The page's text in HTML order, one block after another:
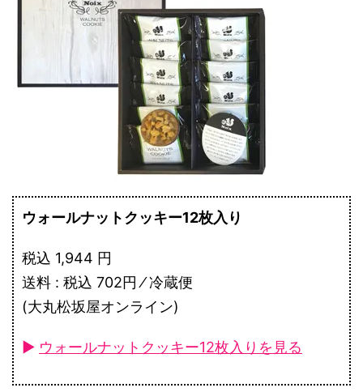
ウォールナットクッキー12枚入り
税込 1,944 円
送料 : 税込 702円 ⁄ 冷蔵便
(大丸松坂屋オンライン)
► ウォールナットクッキー12枚入りを見る